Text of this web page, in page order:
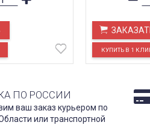
ПО РОССИИ
ваш заказ курьером по
или транспортной